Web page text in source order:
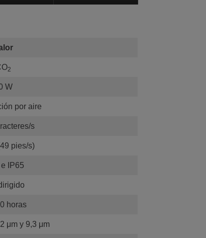
2
W
por aire
s
pies/s)
e IP65
horas
μm y 9,3 μm